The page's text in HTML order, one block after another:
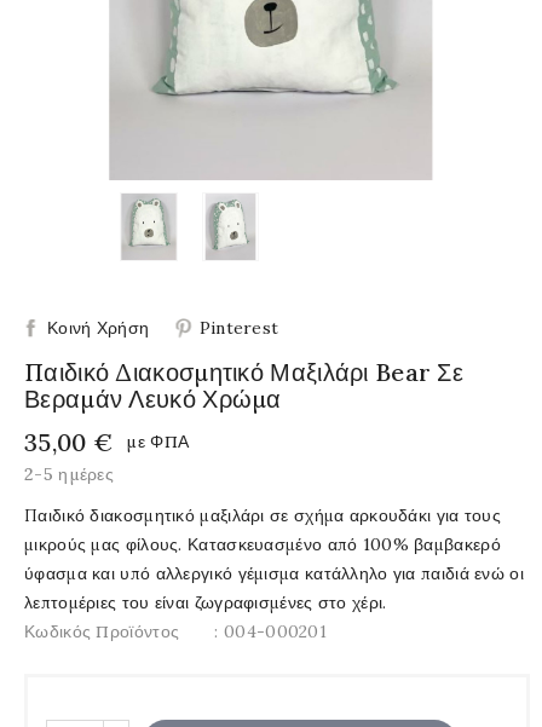
Κοινή Χρήση Pinterest
Παιδικό Διακοσμητικό Μαξιλάρι Bear Σε
Βεραμάν Λευκό Χρώμα
35,00 €
με ΦΠΑ
2-5 ημέρες
Παιδικό διακοσμητικό μαξιλάρι σε σχήμα αρκουδάκι για τους
μικρούς μας φίλους. Κατασκευασμένο από 100% βαμβακερό
ύφασμα και υπό αλλεργικό γέμισμα κατάλληλο για παιδιά ενώ οι
λεπτομέριες του είναι ζωγραφισμένες στο χέρι.
Κωδικός Προϊόντος
: 004-000201